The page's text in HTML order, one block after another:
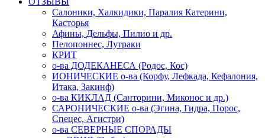
Салоники, Халкидики, Паралия Катерини,
Касторья
Афины, Дельфы, Пилио и др.
Пелопоннес, Лутраки
КРИТ
о-ва ДОДЕКАНЕСА (Родос, Кос)
ИОНИЧЕСКИЕ о-ва (Корфу, Лефкада, Кефалония,
Итака, Закинф)
о-ва КИКЛАД (Санторини, Миконос и др.)
САРОНИЧЕСКИЕ о-ва (Эгина, Гидра, Порос,
Спецес, Агистри)
о-ва СЕВЕРНЫЕ СПОРАДЫ